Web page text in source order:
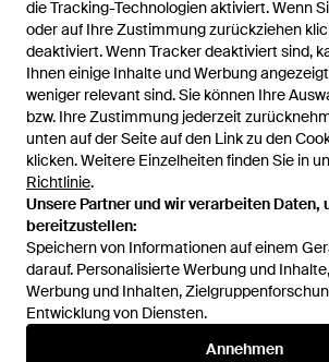
die Tracking-Technologien aktiviert. Wenn
oder auf Ihre Zustimmung zurückziehen
deaktiviert. Wenn Tracker deaktiviert sind,
Ihnen einige Inhalte und Werbung
weniger relevant sind. Sie können Ihre
bzw. Ihre Zustimmung jederzeit
unten auf der Seite auf den Link zu den
klicken. Weitere Einzelheiten finden Sie in
Richtlinie.
Unsere Partner und wir verarbeiten Daten,
bereitzustellen:
Speichern von Informationen auf einem
darauf. Personalisierte Werbung und
Werbung und Inhalten,
Entwicklung von Diensten.
Annehmen
die Tracking-Technologien aktiviert. Wenn
oder auf Ihre Zustimmung zurückziehen
deaktiviert. Wenn Tracker deaktiviert sind,
Ihnen einige Inhalte und Werbung
weniger relevant sind. Sie können Ihre
bzw. Ihre Zustimmung jederzeit
unten auf der Seite auf den Link zu den
klicken. Weitere Einzelheiten finden Sie in
Richtlinie.
Unsere Partner und wir verarbeiten Daten,
bereitzustellen:
Speichern von Informationen auf einem
darauf. Personalisierte Werbung und
Werbung und Inhalten,
Entwicklung von Diensten.
Annehmen
Johnny Urban
Umhängetasche Kaia Medium
- Natur
VonABOUT YOU
International